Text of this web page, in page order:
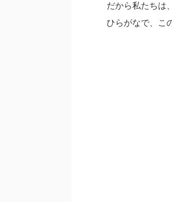
だから私たちは
ひらがなで、こ